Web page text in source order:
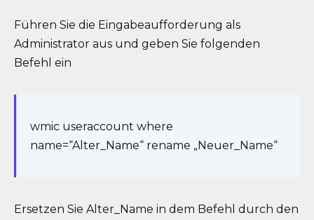
Führen Sie die Eingabeaufforderung als
Administrator aus und geben Sie folgenden
Befehl ein
wmic useraccount where
name=“Alter_Name“ rename „Neuer_Name“
Ersetzen Sie Alter_Name in dem Befehl durch den